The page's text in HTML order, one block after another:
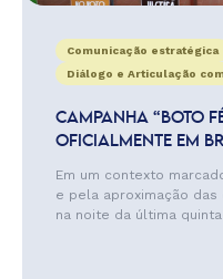
Comunicação estratégica
Diálogo e Articulação
CAMPANHA “BOTO
OFICIALMENTE EM
Em um contexto
e pela aproximação
na noite da última